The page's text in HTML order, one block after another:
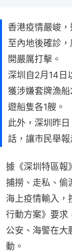
香港疫情嚴峻
至內地後確診
開嚴厲打擊。
深圳自2月14日
獲涉嫌套牌漁
遊船隻各1艘。
此外，深圳昨
話，讓市民舉報
據《深圳特區報
捕撈、走私、偷
海上疫情輸入
行動方案》要求
公安、海警在大
動。